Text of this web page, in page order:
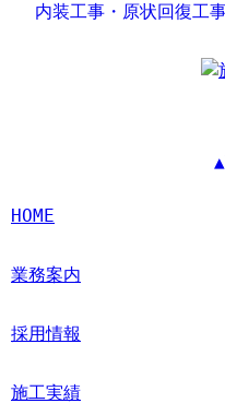
内装工事・原状回復工
HOME
業務案内
採用情報
施工実績